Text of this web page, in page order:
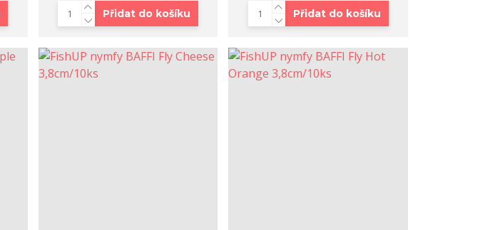
Přidat do košíku Přidat do košíku